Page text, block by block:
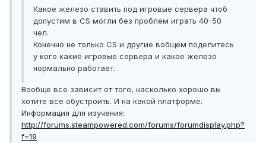
Какое железо ставить под игровые сервера чтоб
допустим в CS могли без проблем играть 40-50
чел.
Конечно не только CS и другие вобщем поделитесь
у кого какие игровые сервера и какое железо
нормально работает.
Вообще все зависит от того, насколько хорошо вы
хотите все обустроить. И на какой платформе.
Информация для изучения:
http://forums.steampowered.com/forums/forumdisplay.php?
f=19